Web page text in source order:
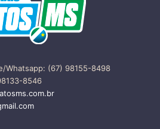
Whatsapp: (67) 98155-8498
8546